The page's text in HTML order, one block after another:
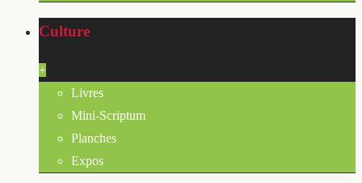
Culture
+
Livres
Mini-Scriptum
Planches
Expos